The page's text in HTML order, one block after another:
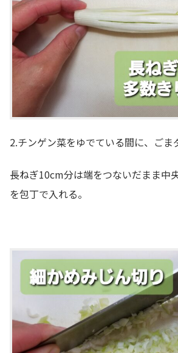
2.チンゲン菜をゆでている間に、ごま
長ねぎ10cm分は端をつないだまま中
を包丁で入れる。